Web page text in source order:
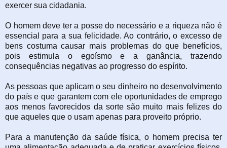
exercer sua cidadania.
O homem deve ter a posse do necessário e a riqueza não é
essencial para a sua felicidade. Ao contrário, o excesso de
bens costuma causar mais problemas do que benefícios,
pois estimula o egoísmo e a ganância, trazendo
consequências negativas ao progresso do espírito.
As pessoas que aplicam o seu dinheiro no desenvolvimento
do país e que garantem com ele oportunidades de emprego
aos menos favorecidos da sorte são muito mais felizes do
que aqueles que o usam apenas para proveito próprio.
Para a manutenção da saúde física, o homem precisa ter